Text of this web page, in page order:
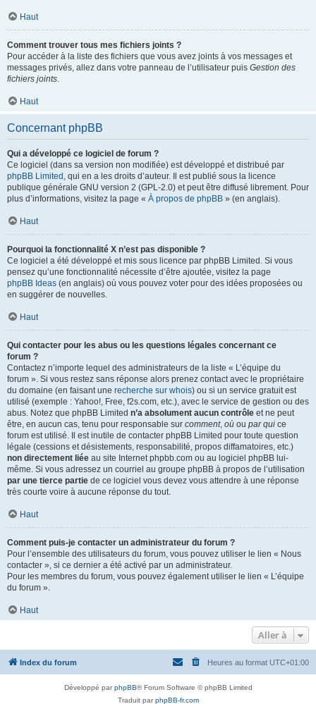
Haut
Comment trouver tous mes fichiers joints ?
Pour accéder à la liste des fichiers que vous avez joints à vos messages et
messages privés, allez dans votre panneau de l’utilisateur puis Gestion des
fichiers joints.
Haut
Concernant phpBB
Qui a développé ce logiciel de forum ?
Ce logiciel (dans sa version non modifiée) est développé et distribué par
phpBB Limited , qui en a les droits d’auteur. Il est publié sous la licence
publique générale GNU version 2 (GPL-2.0) et peut être diffusé librement. Pour
plus d’informations, visitez la page « À propos de phpBB » (en anglais).
Haut
Pourquoi la fonctionnalité X n’est pas disponible ?
Ce logiciel a été développé et mis sous licence par phpBB Limited. Si vous
pensez qu’une fonctionnalité nécessite d’être ajoutée, visitez la page
phpBB Ideas (en anglais) où vous pouvez voter pour des idées proposées ou
en suggérer de nouvelles.
Haut
Qui contacter pour les abus ou les questions légales concernant ce
forum ?
Contactez n’importe lequel des administrateurs de la liste « L’équipe du
forum ». Si vous restez sans réponse alors prenez contact avec le propriétaire
du domaine (en faisant une recherche sur whois) ou si un service gratuit est
utilisé (exemple : Yahoo!, Free, f2s.com, etc.), avec le service de gestion ou des
abus. Notez que phpBB Limited n’a absolument aucun contrôle et ne peut
être, en aucun cas, tenu pour responsable sur comment, où ou par qui ce
forum est utilisé. Il est inutile de contacter phpBB Limited pour toute question
légale (cessions et désistements, responsabilité, propos diffamatoires, etc.)
non directement liée au site Internet phpbb.com ou au logiciel phpBB lui-
même. Si vous adressez un courriel au groupe phpBB à propos de l’utilisation
par une tierce partie de ce logiciel vous devez vous attendre à une réponse
très courte voire à aucune réponse du tout.
Haut
Comment puis-je contacter un administrateur du forum ?
Pour l’ensemble des utilisateurs du forum, vous pouvez utiliser le lien « Nous
contacter », si ce dernier a été activé par un administrateur.
Pour les membres du forum, vous pouvez également utiliser le lien « L’équipe
du forum ».
Haut
Aller à
Index du forum Heures au format UTC+01:00
Développé parphpBB® Forum Software © phpBB Limited
Traduit parphpBB-fr.com